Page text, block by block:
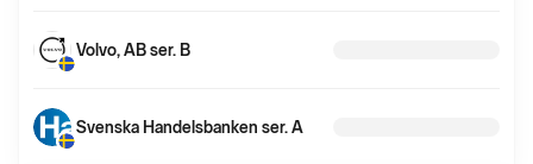
Volvo, AB ser. B
Svenska Handelsbanken ser. A